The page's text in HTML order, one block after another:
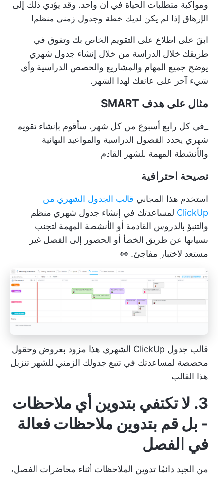
ومواكبة متطلبات الحياة في آن واحد. وقد يؤدي ذلك إلى
الإرهاق إذا لم يكن لديك خطة وجدول زمني منظم!
ابقَ على اطلاع على التقويم الخاص بك وتفوق في
طريقك خلال الدراسة من خلال إنشاء جدول شهري
يوضح جميع المهام والمشاريع والحصص الدراسية وأي
شيء آخر على عاتقك لهذا الشهر.
مثال على هدف SMART
_في كل رابع أسبوع من كل شهر، سأقوم بإنشاء تقويم
شهري يحدد الفصول الدراسية والمواعيد النهائية
والأنشطة المهمة للشهر القادم
نصيحة احترافية
استخدم هذا المجاني قالب الجدول الشهري من
ClickUp لمساعدتك في إنشاء جدول شهري منظم
والتنبؤ بالدروس القادمة أو الأنشطة المهمة لتجنب
نسيانها عن طريق الخطأ أو الحضور إلى الفصل غير
مستعد لاختبار مفاجئ. 👀
قالب جدول ClickUp الشهري هذا مزود بعروض وحقول
مخصصة لمساعدتك في تتبع جدولك الزمني للشهر تنزيل
هذا القالب
3. لا تكتفي بتدوين أي ملاحظات
- بل قم بتدوين ملاحظات فعالة
في الفصل
من الجيد دائمًا تدوين الملاحظات أثناء محاضرات الفصل،